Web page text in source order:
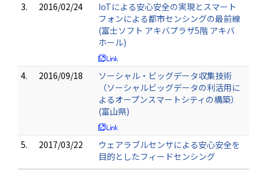
3.
2016/02/24
IoTによる安心安全の実現とスマート
フォンによる都市センシングの最前線
(富士ソフト アキバプラザ5階 アキバ
ホール)
4. 2016/09/18
ソーシャル・ビッグデータ収集技術
（ソーシャルビッグデータの利活用に
よるオープンスマートシティの構築）
(富山県)
5. 2017/03/22
ウェアラブルセンサによる安心安全を
目的としたフィードセンシング